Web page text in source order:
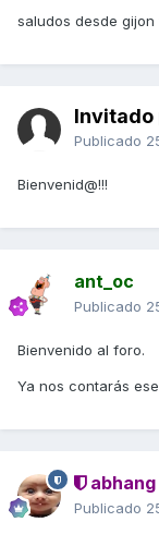
saludos desde gijon
Invitado
Publicado
Bienvenid@!!!
ant_oc
Publicado
Bienvenido al foro.
Ya nos contarás
abhang
Publicado